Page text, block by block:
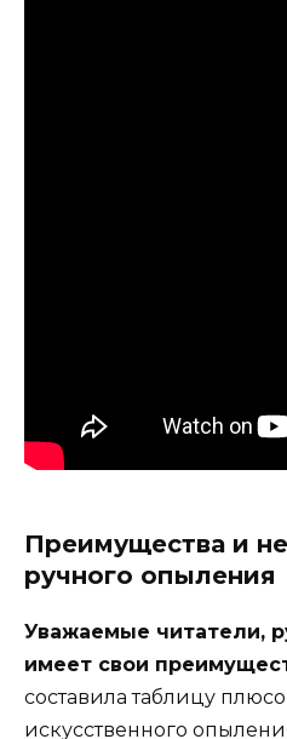
Преимущества и
ручного опыления
Уважаемые читатели,
имеет свои
составила таблицу
искусственного